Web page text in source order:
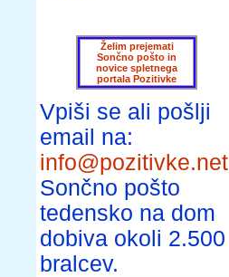
Želim prejemati
Sončno pošto in
novice spletnega
portala Pozitivke
Vpiši se ali pošlji
email na:
info@pozitivke.net
Sončno pošto
tedensko na dom
dobiva okoli 2.500
bralcev.